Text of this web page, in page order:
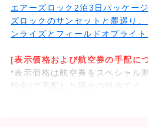
エアーズロック2泊3日パッケー
ズロックのサンセットと麓巡り
ンライズとフィールドオブライ
[表示価格および航空券の手配に
*表示価格は航空券をスペシャル
料金)で手配した場合の料金です。